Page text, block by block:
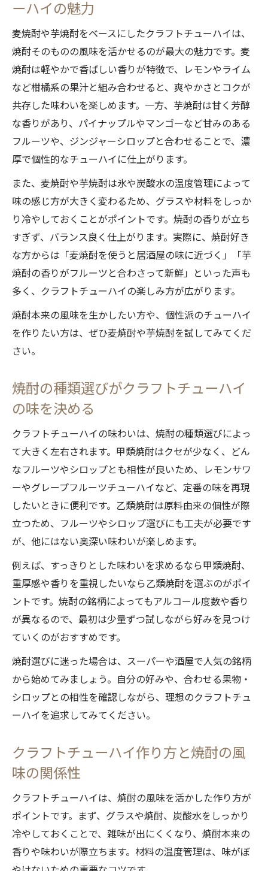
ーハイの魅力
麦焼酎や芋焼酎をベースにしたクラフトチューハイは、
焼酎そのものの風味を活かせるのが最大の魅力です。麦
焼酎は軽やかで香ばしい香りが特徴で、レモンやライム
など柑橘系の果汁と組み合わせると、爽やかさとコクが
共存した味わいを楽しめます。一方、芋焼酎は甘く芳醇
な香りがあり、パイナップルやマンゴーなど甘みのある
フルーツや、ジンジャーシロップと合わせることで、濃
厚で個性的なチューハイに仕上がります。
また、麦焼酎や芋焼酎は氷や炭酸水の温度管理によって
味の感じ方が大きく変わるため、グラスや材料をしっか
り冷やしておくことがポイントです。焼酎の香りが立ち
すぎず、バランス良く仕上がります。実際に、焼酎好き
な方からは「麦焼酎を使うと居酒屋の味に近づく」「芋
焼酎の香りがフルーツと合わさって新鮮」といった声も
多く、クラフトチューハイの楽しみ方が広がります。
焼酎本来の風味を生かしたい方や、個性派のチューハイ
を作りたい方は、ぜひ麦焼酎や芋焼酎を試してみてくだ
さい。
焼酎の種類選びがクラフトチューハイ
の味を決める
クラフトチューハイの味わいは、焼酎の種類選びによっ
て大きく左右されます。甲類焼酎はクセが少なく、どん
なフルーツやシロップとも相性が良いため、レモンサワ
ーやグレープフルーツチューハイなど、定番の味を再現
したいときに便利です。乙類焼酎は原料由来の個性が際
立つため、フルーツやシロップ選びにも工夫が必要です
が、他にはない奥深い味わいが楽しめます。
例えば、すっきりとした味わいを求めるなら甲類焼酎、
重厚感や香りを重視したいなら乙類焼酎を選ぶのがポイ
ントです。焼酎の銘柄によってもアルコール度数や香り
が異なるので、最初は少量ずつ試しながら好みを見つけ
ていくのがおすすめです。
焼酎選びに迷った場合は、スーパーや酒屋で人気の銘柄
から始めてみましょう。自分の好みや、合わせる果物・
シロップとの相性を確認しながら、理想のクラフトチュ
ーハイを追求してみてください。
クラフトチューハイ作り方と焼酎の風
味の関係性
クラフトチューハイは、焼酎の風味を活かした作り方が
ポイントです。まず、グラスや焼酎、炭酸水をしっかり
冷やしておくことで、雑味が出にくくなり、焼酎本来の
香りや味わいが際立ちます。材料の温度管理は、味がぼ